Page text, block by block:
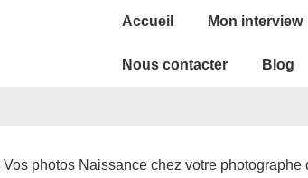
Main
Accueil Mon interview
Nous contacter Blog
Vos photos Naissance chez votre photographe